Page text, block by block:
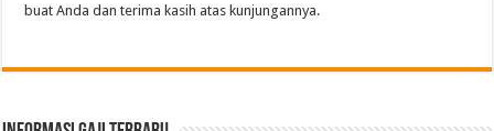
buat Anda dan terima kasih atas kunjungannya.